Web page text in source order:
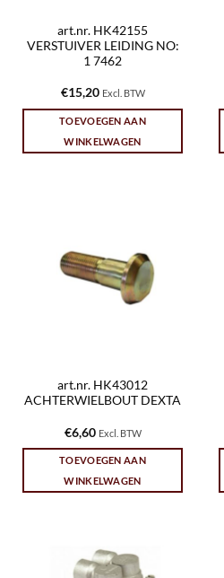
art.nr. HK42155
VERSTUIVER LEIDING NO:
1 7462
€15,20 Excl. BTW
TOEVOEGEN AAN
WINKELWAGEN
art.nr. HK43012
ACHTERWIELBOUT DEXTA
€6,60 Excl. BTW
TOEVOEGEN AAN
WINKELWAGEN